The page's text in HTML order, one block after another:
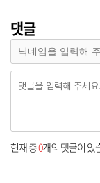
댓글
현재 총0개의 댓글이 있